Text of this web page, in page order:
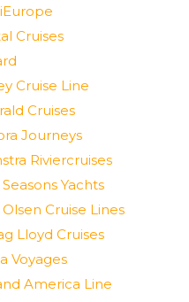
Cruises
Cruise Line
Cruises
Journeys
Riviercruises
Yachts
Cruise Lines
Lloyd Cruises
Voyages
America Line